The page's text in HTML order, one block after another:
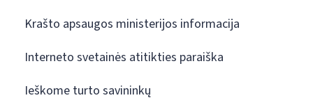
Krašto apsaugos ministerijos informacija
Interneto svetainės atitikties paraiška
Ieškome turto savininkų